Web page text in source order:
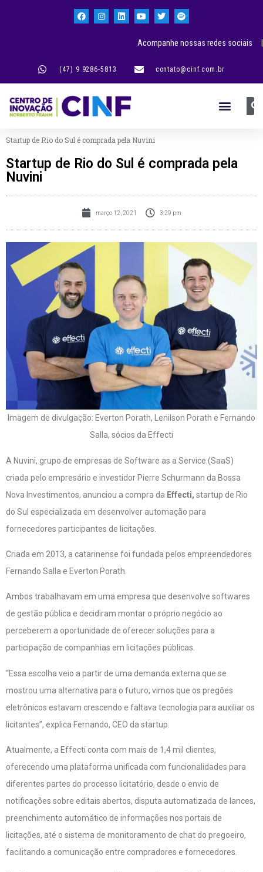
(47) 9 9286-5813 contato@cinf.com.br
Acompanhe nossas redes sociais |
Startup de Rio do Sul é comprada pela Nuvini
Startup de Rio do Sul é comprada pela
Nuvini
março 12, 2021 3:29 pm
Imagem de divulgação: Everton Porath, Lenilson Porath e Fernando
Salla, sócios da Effecti
A Nuvini, grupo de empresas de Software as a Service (SaaS)
criada pelo empresário e investidor Pierre Schurmann da Bossa
Nova Investimentos, anunciou a compra da Effecti, startup de Rio
do Sul especializada em desenvolver automação para
fornecedores participantes de licitações.
Criada em 2013, a catarinense foi fundada pelos empreendedores
Fernando Salla e Everton Porath.
Ambos trabalhavam em uma empresa que desenvolve softwares
de gestão pública e decidiram montar o próprio negócio ao
perceberem a oportunidade de oferecer soluções para a
participação de companhias em licitações públicas.
“Essa escolha veio a partir de uma demanda externa que se
mostrou uma alternativa para o futuro, vimos que os pregões
eletrônicos estavam crescendo e faltava tecnologia para auxiliar os
licitantes”, explica Fernando, CEO da startup.
Atualmente, a Effecti conta com mais de 1,4 mil clientes,
oferecendo uma plataforma unificada com funcionalidades para
diferentes partes do processo licitatório, desde o envio de
notificações sobre editais abertos, disputa automatizada de lances,
preenchimento automático de informações nos portais de
licitações, até o sistema de monitoramento de chat do pregoeiro,
facilitando a comunicação entre compradores e fornecedores.